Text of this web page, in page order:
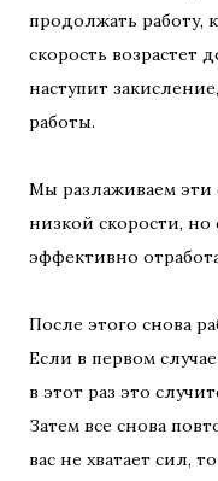
продолжать работу,
скорость возрастет
наступит
работы.
Мы разлаживаем эти
низкой скорости,
эффективно
После этого снова
Если в первом
в этот раз это
Затем все снова
вас не хватает сил,